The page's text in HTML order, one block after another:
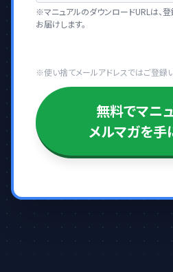
※マニュアルのダウンロードURLは、
お届けします。
※使い捨てメールアドレスではご登録
無料でマニ
メルマガを手